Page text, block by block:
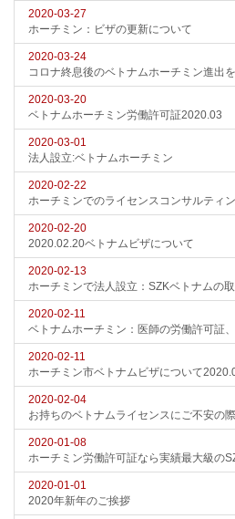
2020-03-27
ホーチミン：ビザの更新について
2020-03-24
コロナ終息後のベトナムホーチミン進出
2020-03-20
ベトナムホーチミン労働許可証2020.03
2020-03-01
法人設立:ベトナムホーチミン
2020-02-22
ホーチミンでのライセンスコンサルティ
2020-02-20
2020.02.20ベトナムビザについて
2020-02-13
ホーチミンで法人設立：SZKベトナムの
2020-02-11
ベトナムホーチミン：医師の労働許可証
2020-02-11
ホーチミン市ベトナムビザについて
2020-02-04
お持ちのベトナムライセンスにご不安の
2020-01-08
ホーチミン労働許可証なら実績最大級の
2020-01-01
2020年新年のご挨拶